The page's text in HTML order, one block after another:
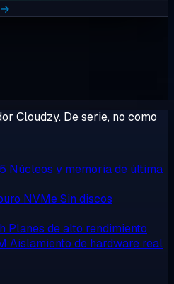
→
Cloudzy. De serie, no como
Núcleos y memoria de última
NVMeSin discos
Planes de alto rendimiento
Aislamiento de hardware real